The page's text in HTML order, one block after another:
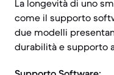
La longevità di uno
come il supporto
due modelli
durabilità e supporto